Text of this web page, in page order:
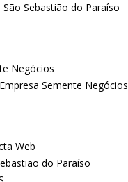
Sebastião do Paraíso
Negócios
Semente Negócios
Web
do Paraíso